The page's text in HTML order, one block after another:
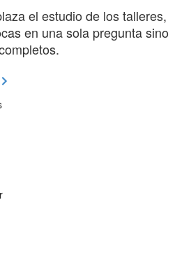
el estudio de los talleres,
en una sola pregunta sino